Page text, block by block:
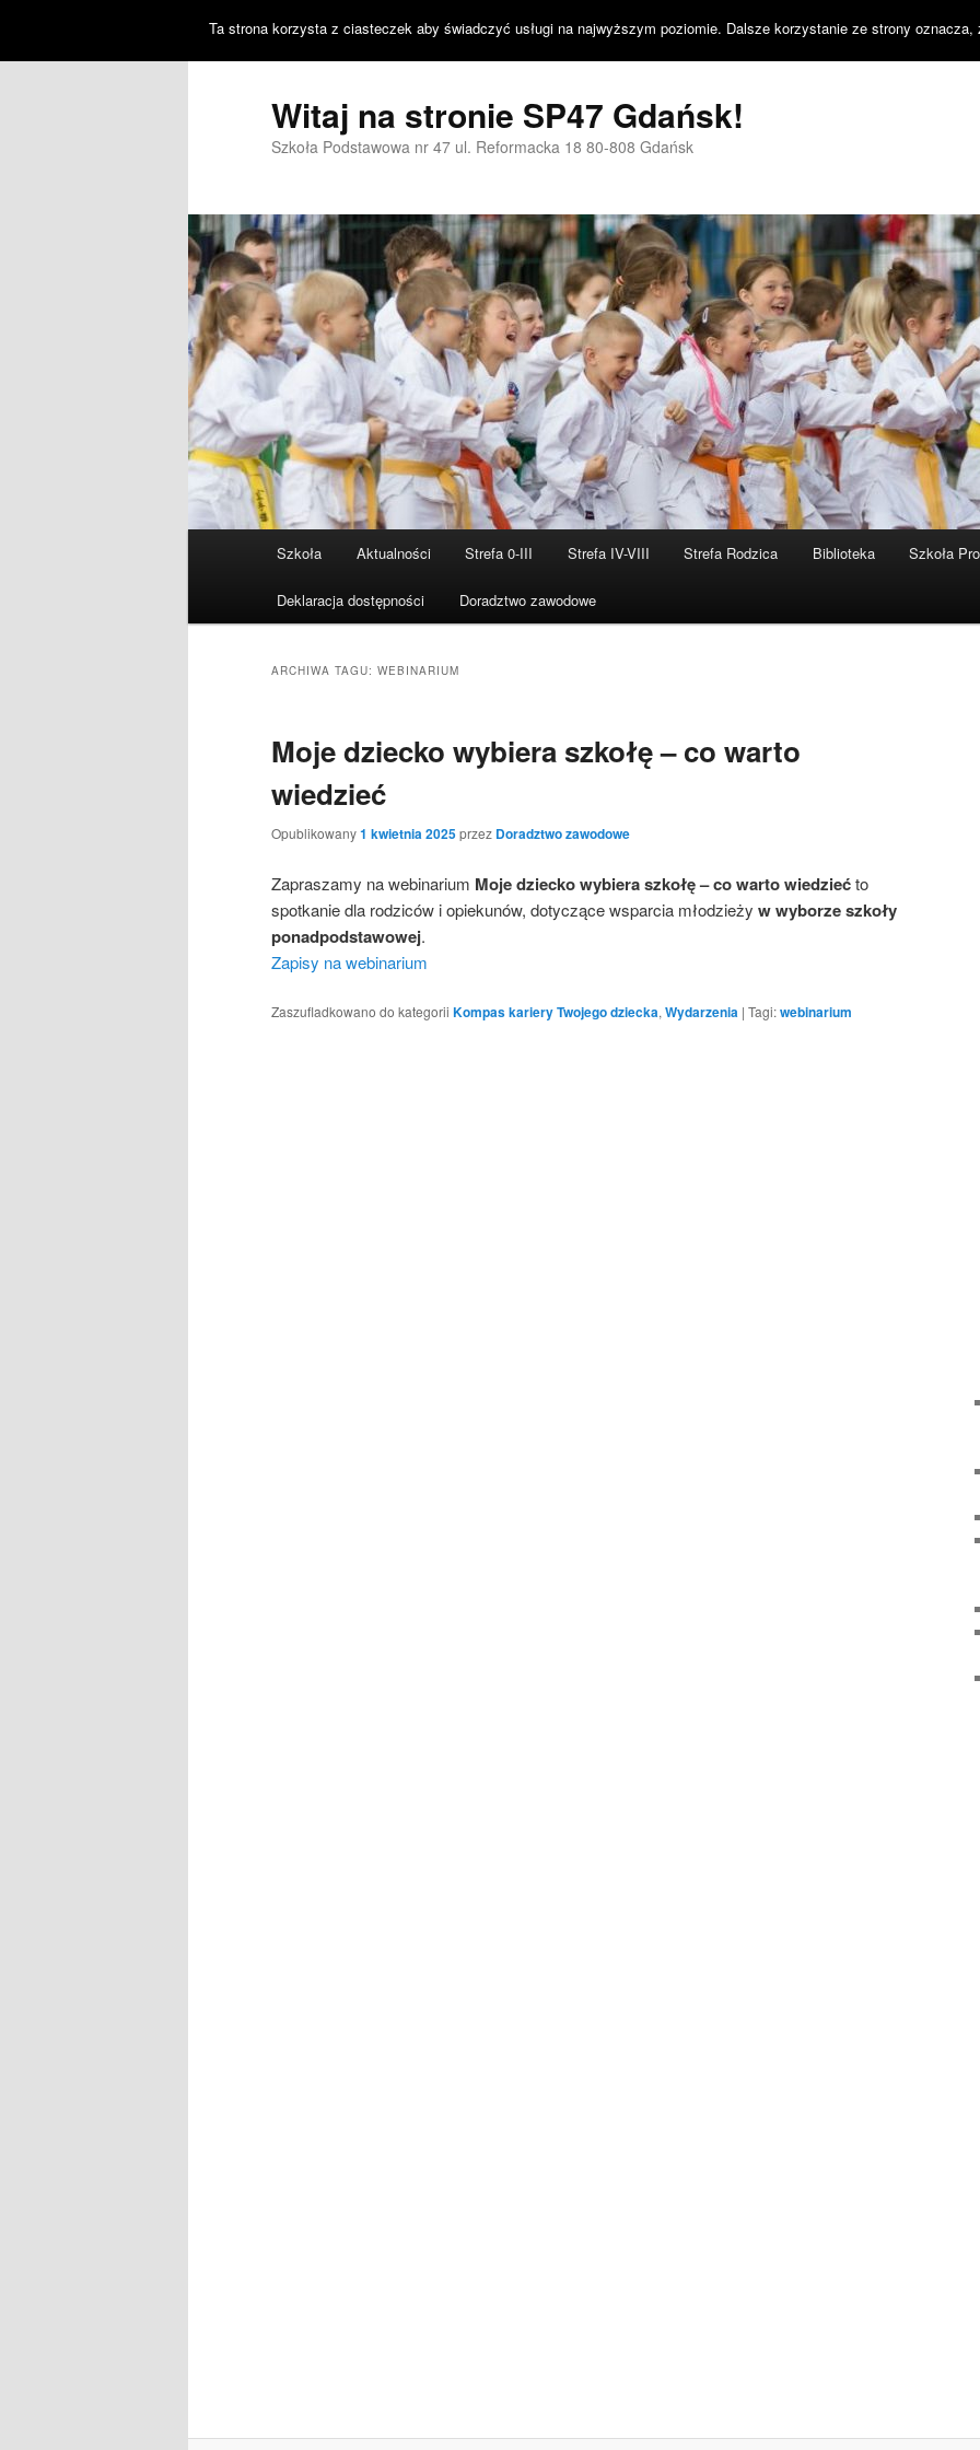
Witaj na stronie SP47 Gdańsk!
Szkoła Podstawowa nr 47 ul. Reformacka 18 80-808 Gdańsk
Przeskocz
do
tekstu
Przeskocz
do
widgetów
Szkoła Aktualności Strefa 0-III Strefa IV-VIII Strefa Rodzica Biblioteka Szkoła
Deklaracja dostępności Doradztwo zawodowe
ARCHIWA TAGU: WEBINARIUM
Moje dziecko wybiera szkołę – co warto
wiedzieć
Opublikowany1 kwietnia 2025przez Doradztwo zawodowe
Zapraszamy na webinarium Moje dziecko wybiera szkołę – co warto wiedziećto
spotkanie dla rodziców i opiekunów, dotyczące wsparcia młodzieży w wyborze szkoły
ponadpodstawowej.
Zapisy na webinarium
Zaszufladkowano do kategorii Kompas kariery Twojego dziecka, Wydarzenia | Tagi:webinarium
Ta strona korzysta z ciasteczek aby świadczyć usługi na najwyższym poziomie. Dalsze korzystanie ze strony